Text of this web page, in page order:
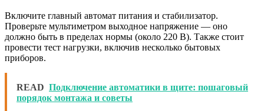
Включите главный автомат питания и стабилизатор.
Проверьте мультиметром выходное напряжение — оно
должно быть в пределах нормы (около 220 В). Также стоит
провести тест нагрузки, включив несколько бытовых
приборов.
READ Подключение автоматики в щите: пошаговый
порядок монтажа и советы